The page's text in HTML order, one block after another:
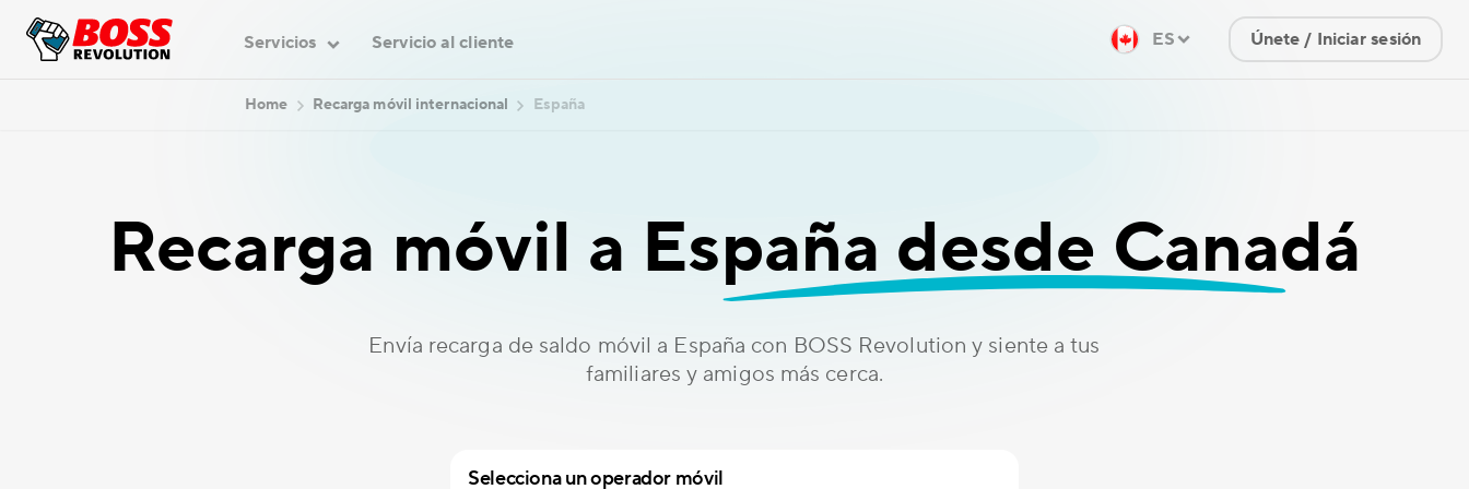
Servicios Servicio al cliente ES Únete / Iniciar sesión
Home Recarga móvil internacional España
Recarga móvil a España desde Canadá
Envía recarga de saldo móvil a España con BOSS Revolution y siente a tus
familiares y amigos más cerca.
Selecciona un operador móvil